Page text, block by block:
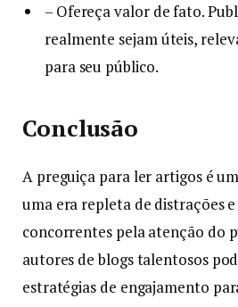
– Ofereça valor de fato.
realmente sejam úteis,
para seu público.
Conclusão
A preguiça para ler artigos é
uma era repleta de distrações
concorrentes pela atenção do
autores de blogs talentosos
estratégias de engajamento